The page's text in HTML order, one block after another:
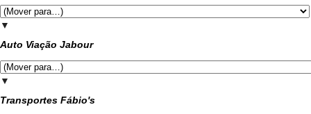
▼
Auto Viação Jabour
▼
Transportes Fábio's